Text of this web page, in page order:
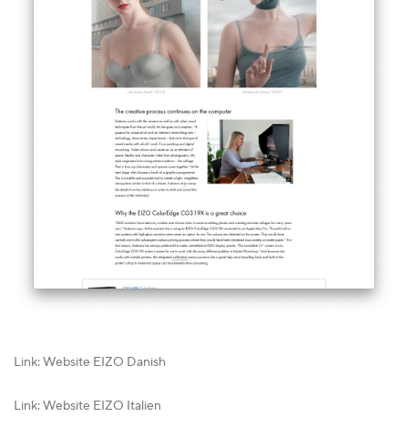
Link: Website EIZO Danish
Link: Website EIZO Italien